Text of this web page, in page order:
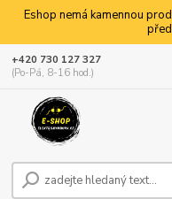
Eshop nemá kamennou
+420 730 127 327
(Po-Pá, 8-16 hod.)